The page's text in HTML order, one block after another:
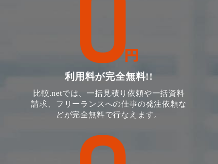
利用料が完全無料!!
比較.netでは、一括見積り依頼や一括資料
請求、フリーランスへの仕事の発注依頼な
どが完全無料で行なえます。